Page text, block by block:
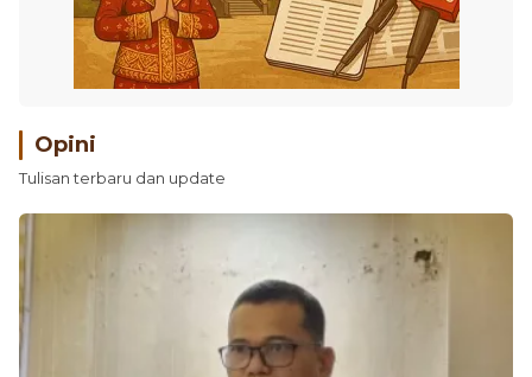
Opini
Tulisan terbaru dan update